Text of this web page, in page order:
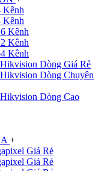
Kênh
Kênh
Kênh
Dòng Giá Rẻ
Dòng Chuyên
Dòng Cao
+
Giá Rẻ
Giá Rẻ